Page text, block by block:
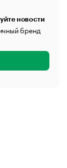
новости
бренд